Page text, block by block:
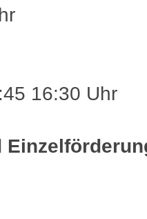
16:30 Uhr